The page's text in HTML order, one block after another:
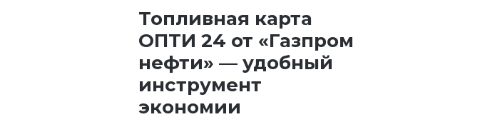
Топливная карта
ОПТИ 24 от «Газпром
нефти» — удобный
инструмент
экономии